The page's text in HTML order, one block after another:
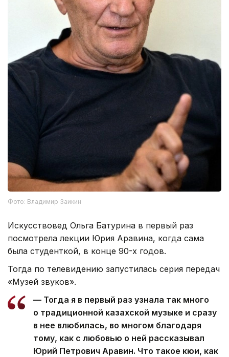
Фото: Владимир Заикин
Искусствовед Ольга Батурина в первый раз
посмотрела лекции Юрия Аравина, когда сама
была студенткой, в конце 90-х годов.
Тогда по телевидению запустилась серия передач
«Музей звуков».
— Тогда я в первый раз узнала так много
о традиционной казахской музыке и сразу
в нее влюбилась, во многом благодаря
тому, как с любовью о ней рассказывал
Юрий Петрович Аравин. Что такое кюи, как